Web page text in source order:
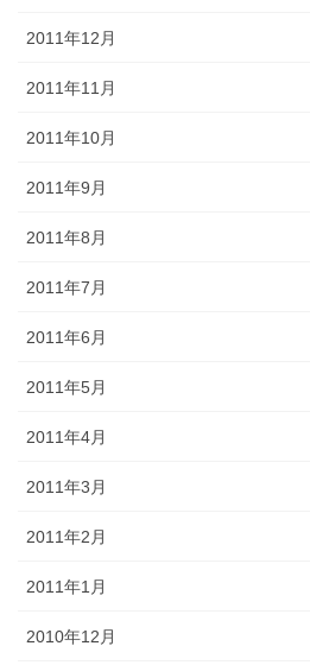
2011年12月
2011年11月
2011年10月
2011年9月
2011年8月
2011年7月
2011年6月
2011年5月
2011年4月
2011年3月
2011年2月
2011年1月
2010年12月